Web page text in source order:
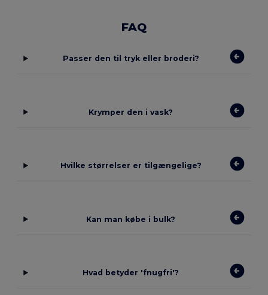
FAQ
Passer den til tryk eller broderi?
Krymper den i vask?
Hvilke størrelser er tilgængelige?
Kan man købe i bulk?
Hvad betyder 'fnugfri'?